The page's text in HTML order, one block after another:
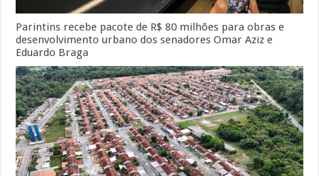
Parintins recebe pacote de R$ 80 milhões para obras e
desenvolvimento urbano dos senadores Omar Aziz e
Eduardo Braga